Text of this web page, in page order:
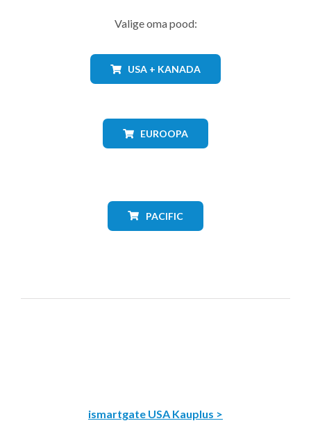
Valige oma pood:
USA + KANADA
EUROOPA
PACIFIC
ismartgate USA Kauplus >